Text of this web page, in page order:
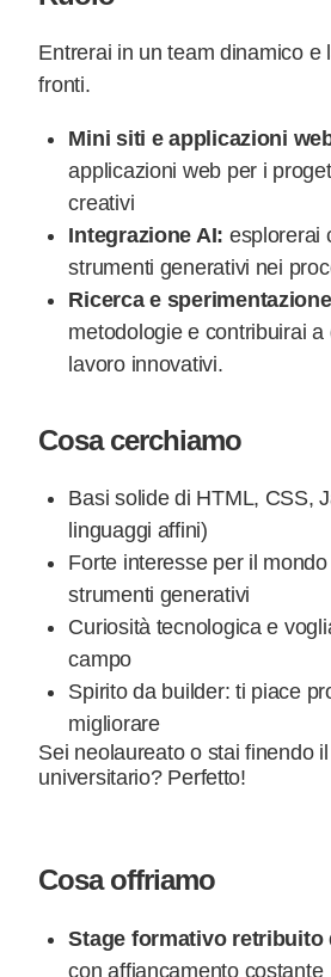
Entrerai in un team dinamico e
fronti.
Mini siti e applicazioni
applicazioni web per i
creativi
Integrazione AI: esplorerai
strumenti generativi nei
Ricerca e
metodologie e contribuirai a
lavoro innovativi.
Cosa cerchiamo
Basi solide di HTML, CSS,
linguaggi affini)
Forte interesse per il
strumenti generativi
Curiosità tecnologica e
campo
Spirito da builder: ti piace
migliorare
Sei neolaureato o stai finendo
universitario? Perfetto!
Cosa offriamo
Stage formativo
con affiancamento costante